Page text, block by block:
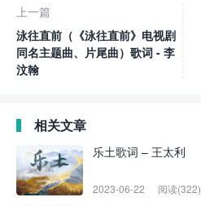
上一篇
泳往直前（《泳往直前》电视剧
同名主题曲、片尾曲）歌词 - 李
汶翰
相关文章
乐土歌词 – 王太利
2023-06-22 阅读(322)